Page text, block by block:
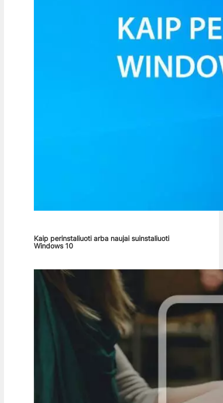
Kaip perinstaliuoti arba naujai suinstaliuoti
Windows 10